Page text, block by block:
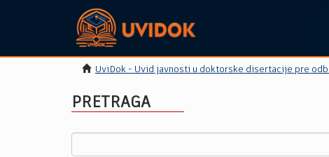
UviDok - Uvid javnosti u doktorske disertacije pre
PRETRAGA